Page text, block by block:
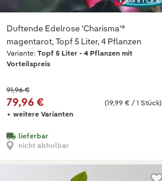
Duftende Edelrose 'Charisma'®
magentarot, Topf 5 Liter, 4 Pflanzen
Variante: Topf 5 Liter - 4 Pflanzen mit
Vorteilspreis
(19,99 € / 1 Stück)
91,96 €
79,96 €
+ weitere Varianten
lieferbar
nicht abholbar